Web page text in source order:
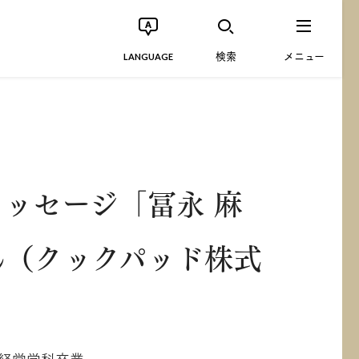
LANGUAGE 検索 メニュー
セージ「冨永 麻
クックパッド株式